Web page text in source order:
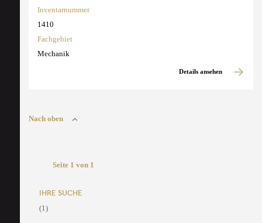
Inventarnummer
1410
Fachgebiet
Mechanik
Details ansehen
Nach oben
Seite 1 von 1
IHRE SUCHE
(1)